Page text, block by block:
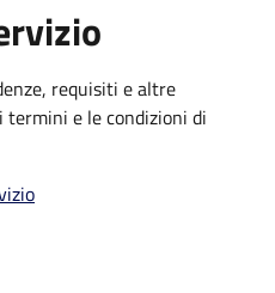
requisiti e altre
e le condizioni di